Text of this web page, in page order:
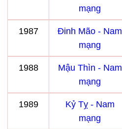
mạng
1987
Đinh Mão - Nam
mạng
1988
Mậu Thìn - Nam
mạng
1989
Kỷ Tỵ - Nam
mạng